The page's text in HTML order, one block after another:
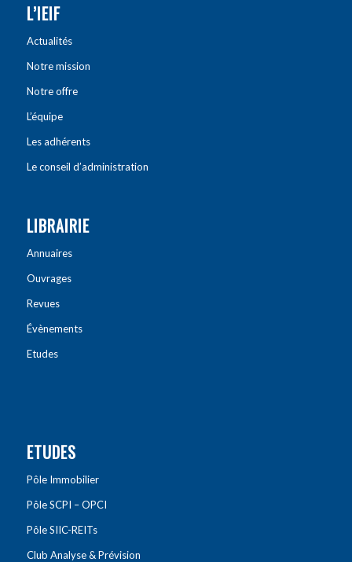
L’IEIF
Actualités
Notre mission
Notre offre
L’équipe
Les adhérents
Le conseil d’administration
LIBRAIRIE
Annuaires
Ouvrages
Revues
Évènements
Etudes
ETUDES
Pôle Immobilier
Pôle SCPI – OPCI
Pôle SIIC-REITs
Club Analyse & Prévision